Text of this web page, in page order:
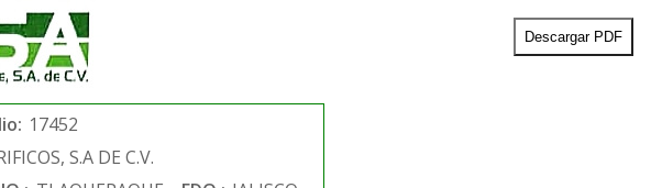
Descargar PDF
17452
S.A DE C.V.